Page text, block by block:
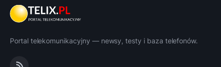
Portal telekomunikacyjny — newsy, testy i baza telefonów.